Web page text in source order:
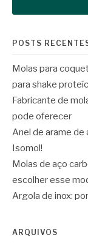
POSTS
Molas para
para shake
Fabricante de
pode oferecer
Anel de arame de
Isomol!
Molas de aço
escolher esse
Argola de inox:
ARQUIVOS